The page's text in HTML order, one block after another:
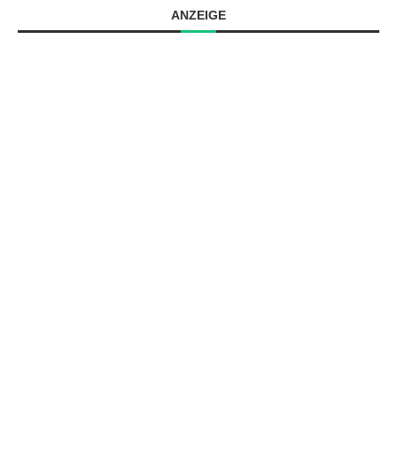
ANZEIGE